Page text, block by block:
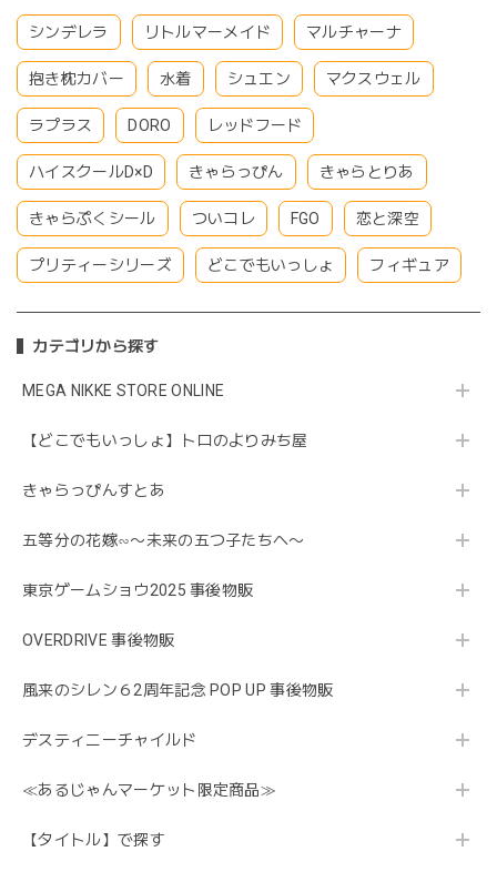
シンデレラ リトルマーメイド マルチャーナ
抱き枕カバー 水着 シュエン マクスウェル
ラプラス DORO レッドフード
ハイスクールD×D きゃらっぴん きゃらとりあ
きゃらぷくシール ついコレ FGO 恋と深空
プリティーシリーズ どこでもいっしょ フィギュア
カテゴリから探す
MEGA NIKKE STORE ONLINE
【どこでもいっしょ】トロのよりみち屋
きゃらっぴんすとあ
五等分の花嫁∽〜未来の五つ子たちへ〜
東京ゲームショウ2025 事後物販
OVERDRIVE 事後物販
風来のシレン６2周年記念 POP UP 事後物販
デスティニーチャイルド
≪あるじゃんマーケット限定商品≫
【タイトル】で探す